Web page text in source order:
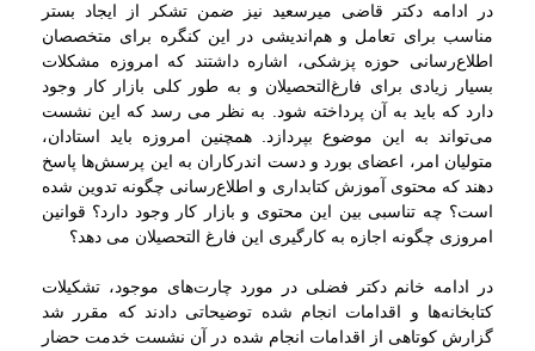
در ادامه دکتر قاضی میرسعید نیز ضمن تشکر از ایجاد بستر
مناسب برای تعامل و هم‌اندیشی در این کنگره برای متخصصان
اطلاع‌رسانی حوزه پزشکی، اشاره داشتند که امروزه مشکلات
بسیار زیادی برای فارغ‌التحصیلان و به طور کلی بازار کار وجود
دارد که باید به آن پرداخته شود. به نظر می رسد که این نشست
می‌تواند به این موضوع بپردازد. همچنین امروزه باید استادان،
متولیان امر، اعضای بورد و دست اندرکاران به این پرسش‌ها پاسخ
دهند که محتوی آموزش کتابداری و اطلاع‌رسانی چگونه تدوین شده
است؟ چه تناسبی بین این محتوی و بازار کار وجود دارد؟ قوانین
امروزی چگونه اجازه به کارگیری این فارغ التحصیلان می دهد؟
در ادامه خانم دکتر فضلی در مورد چارت‌های موجود، تشکیلات
کتابخانه‌ها و اقدامات انجام شده توضیحاتی دادند که مقرر شد
گزارش کوتاهی از اقدامات انجام شده در آن نشست خدمت حضار